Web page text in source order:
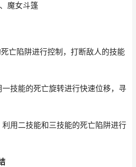
魔女斗篷
死亡陷阱进行控制，打断敌人的技能
一技能的死亡旋转进行快速位移，寻
利用二技能和三技能的死亡陷阱进行